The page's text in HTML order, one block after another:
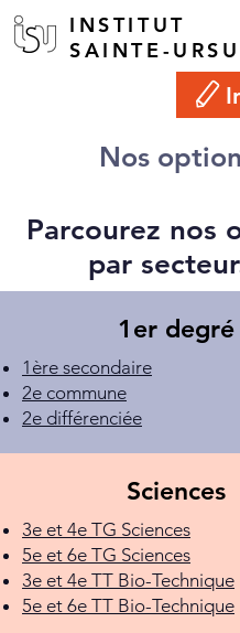
INSTITUT
SAINTE-
Nos
Parcourez nos
par
1er degré
1ère secondaire
2e commune
2e différenciée
Sciences
3e et 4e TG Sciences
5e et 6e TG Sciences
3e et 4e TT Bio-Technique
5e et 6e TT Bio-Technique